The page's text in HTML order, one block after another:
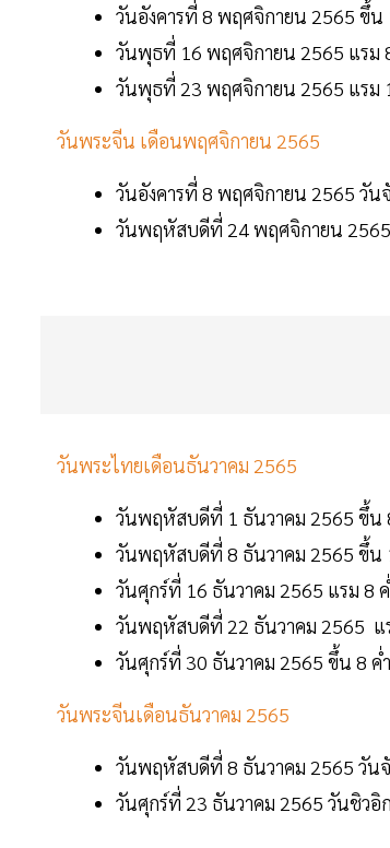
วันอังคารที่ 8 พฤศจิกายน 2565 ขึ้
วันพุธที่ 16 พฤศจิกายน 2565 แรม
วันพุธที่ 23 พฤศจิกายน 2565 แรม
วันพระจีน เดือนพฤศจิกายน 2565
วันอังคารที่ 8 พฤศจิกายน 2565 วัน
วันพฤหัสบดีที่ 24 พฤศจิกายน
วันพระไทยเดือนธันวาคม 2565
วันพฤหัสบดีที่ 1 ธันวาคม 2565 ขึ้น
วันพฤหัสบดีที่ 8 ธันวาคม 2565 ขึ้น
วันศุกร์ที่ 16 ธันวาคม 2565 แรม 8
วันพฤหัสบดีที่ 22 ธันวาคม 2565 แ
วันศุกร์ที่ 30 ธันวาคม 2565 ขึ้น 8 ค่
วันพระจีนเดือนธันวาคม 2565
วันพฤหัสบดีที่ 8 ธันวาคม 2565 วัน
วันศุกร์ที่ 23 ธันวาคม 2565 วันชิวอิก